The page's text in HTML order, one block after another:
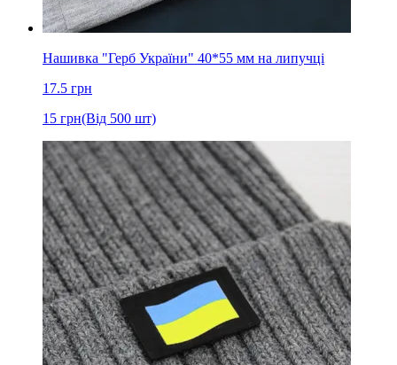
Нашивка "Герб України" 40*55 мм на липучці
17.5 грн
15 грн(Від 500 шт)